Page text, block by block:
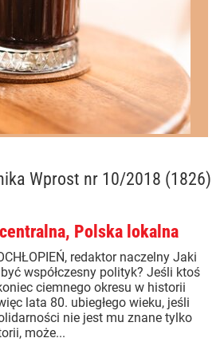
Wprost nr 10/2018 (1826)
Polska lokalna
redaktor naczelny Jaki
współczesny polityk? Jeśli ktoś
ciemnego okresu w historii
lata 80. ubiegłego wieku, jeśli
nie jest mu znane tylko
może...